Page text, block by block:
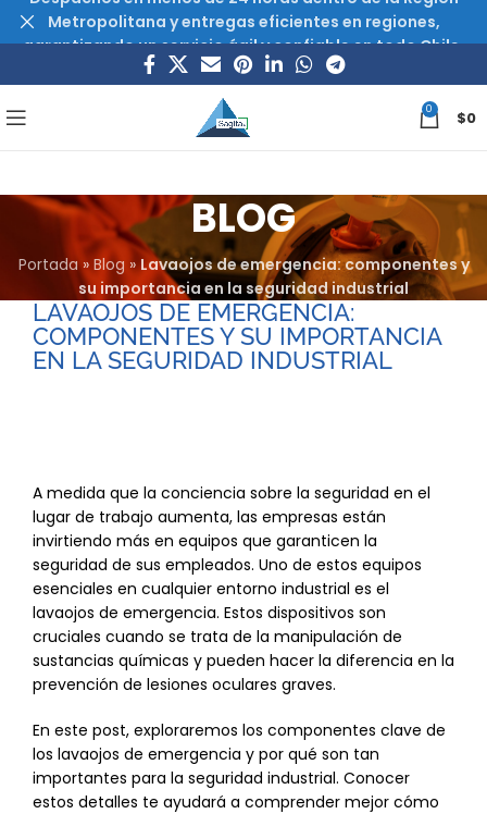
0 $0
BLOG
Portada»Blog »Lavaojos de emergencia: componentes y
su importancia en la seguridad industrial
LAVAOJOS DE EMERGENCIA:
COMPONENTES Y SU IMPORTANCIA
EN LA SEGURIDAD INDUSTRIAL
A medida que la conciencia sobre la seguridad en el
lugar de trabajo aumenta, las empresas están
invirtiendo más en equipos que garanticen la
seguridad de sus empleados. Uno de estos equipos
esenciales en cualquier entorno industrial es el
lavaojos de emergencia. Estos dispositivos son
cruciales cuando se trata de la manipulación de
sustancias químicas y pueden hacer la diferencia en la
prevención de lesiones oculares graves.
En este post, exploraremos los componentes clave de
los lavaojos de emergencia y por qué son tan
importantes para la seguridad industrial. Conocer
estos detalles te ayudará a comprender mejor cómo
Metropolitana y entregas eficientes en regiones,
garantizando un servicio ágil y confiable en todo Chile.